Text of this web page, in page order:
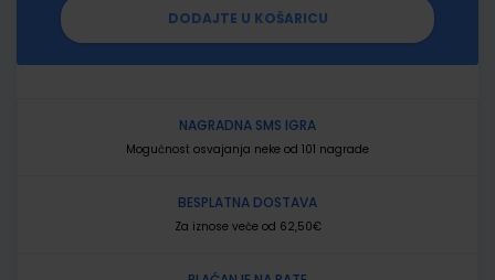
DODAJTE U KOŠARICU
NAGRADNA SMS IGRA
Mogućnost osvajanja neke od 101 nagrade
BESPLATNA DOSTAVA
Za iznose veće od 62,50€